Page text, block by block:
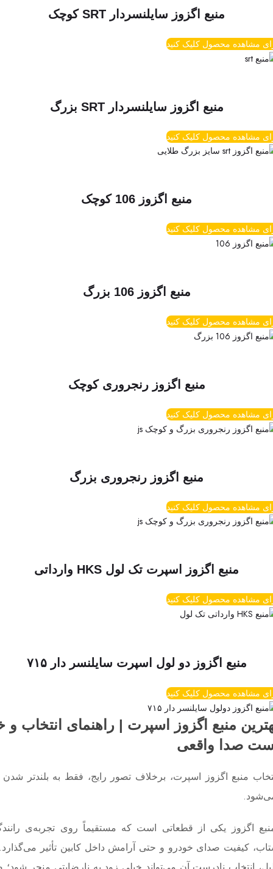
منبع اگزوز سایلنسردار SRT کوچک
مشاهده محصول کلیک کنید
منبع اگزوز سایلنسردار SRT بزرگ
مشاهده محصول کلیک کنید
منبع اگزوز 106 کوچک
مشاهده محصول کلیک کنید
منبع اگزوز 106 بزرگ
مشاهده محصول کلیک کنید
منبع اگزوز رنجروری کوچک
مشاهده محصول کلیک کنید
منبع اگزوز رنجروری بزرگ
مشاهده محصول کلیک کنید
منبع اگزوز اسپرت تک لول HKS وارداتی
مشاهده محصول کلیک کنید
منبع اگزوز دو لول اسپرت سایلنسر دار ۷۱۵
مشاهده محصول کلیک کنید
منبع اگزوز اسپرت | راهنمای انتخاب و
صدا واقعی
منبع اگزوز اسپرت، برخلاف تصور رایج، فقط به بلندتر
اگزوز یکی از قطعاتی است که مستقیماً روی تجربه‌ی
کیفیت صدای خودرو و حتی آرامش داخل کابین تأثیر